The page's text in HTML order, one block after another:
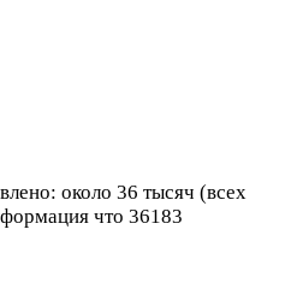
около 36 тысяч (всех
что 36183